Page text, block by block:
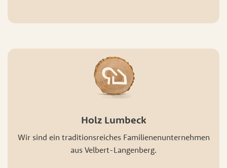
Holz Lumbeck
Wir sind ein traditionsreiches Familienenunternehmen
aus Velbert-Langenberg.